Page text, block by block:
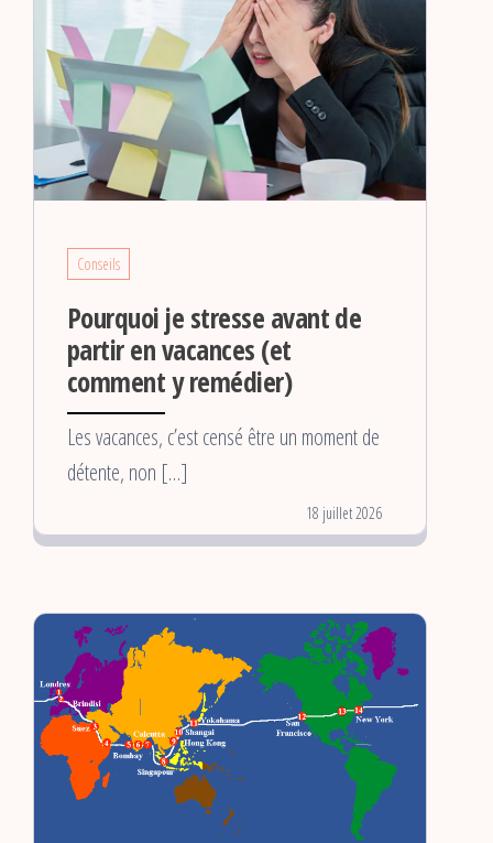
Conseils
Pourquoi je stresse avant de
partir en vacances (et
comment y remédier)
Les vacances, c’est censé être un moment de
détente, non […]
18 juillet 2026